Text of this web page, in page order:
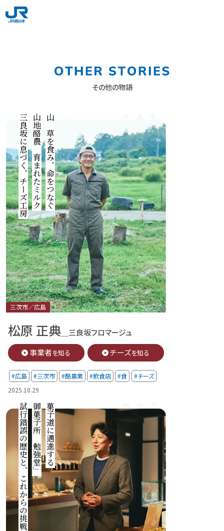
その他の物語
山で草を食み、命をつなぐ
山地酪農で育まれたミルク
三良坂に息づく、チーズ工房 牛も、ヤギも、自然のままに
本格ナチュラルチーズから
ヤギミルクのソフトまで
三次市／広島
松原 正典 ＿三良坂フロマージュ
事業者を知る チーズを知る
#広島 #三次市 #酪農業 #飲食店 #食
#チーズ
2025.10.29
菓子道に邁進する
御菓子所「勉強堂」
試行錯誤の歴史と、これからの挑戦 デイリーからお祝い事まで、
作り手の思いとノウハウが詰まった
御菓子所「勉強堂」の注目お菓子